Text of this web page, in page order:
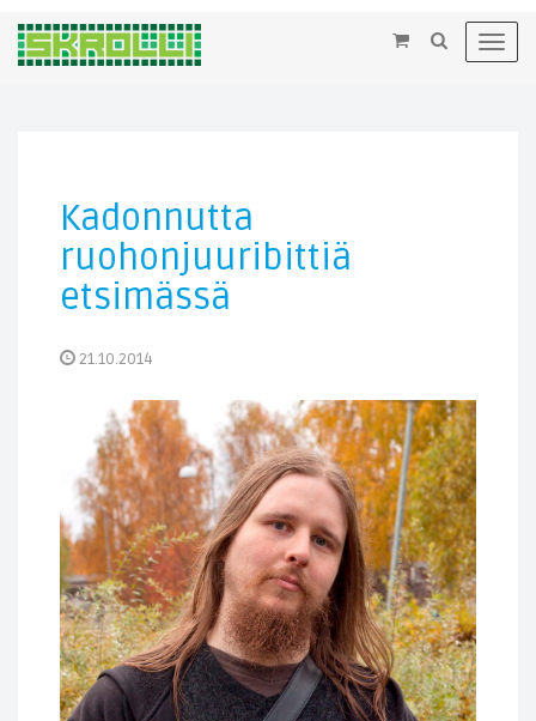
×
Kadonnutta
ruohonjuuribittiä
etsimässä
21.10.2014